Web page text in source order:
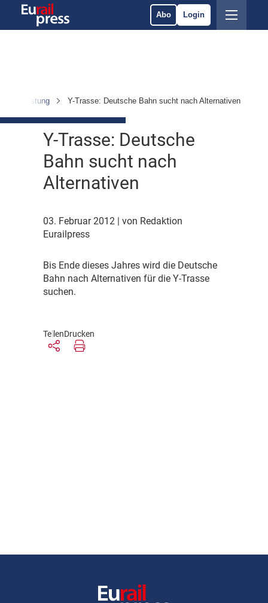
Abo Login
& Ausrüstung Y-Trasse: Deutsche Bahn sucht nach Alternativen
Y-Trasse: Deutsche
Bahn sucht nach
Alternativen
03. Februar 2012
| von Redaktion
Eurailpress
Bis Ende dieses Jahres wird die Deutsche
Bahn nach Alternativen für die Y-Trasse
suchen.
TeilenDrucken